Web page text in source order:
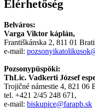
Arab
Elérhetőség
Belváros:
Varga Viktor káplán,
Františkánska 2, 811 01
e-mail:
Pozsonypüspöki:
ThLic. Vadkerti József
Trojičné námestie 4, 821 06
tel. +421 2/45 248 671,
e-mail: biskupice@farapb.sk